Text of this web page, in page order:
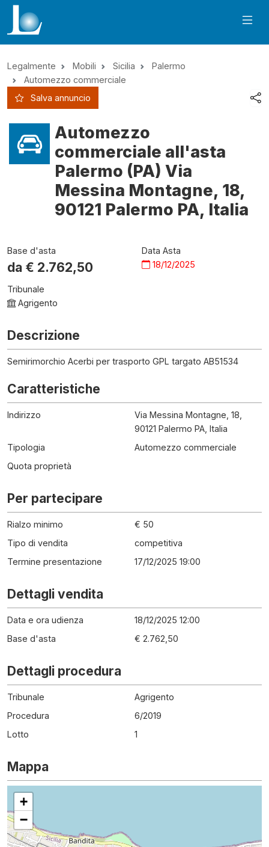
Legalmente Mobili Sicilia
Palermo
Automezzo commerciale
Salva annuncio
Automezzo
commerciale all'asta
Palermo (PA) Via
Messina Montagne, 18,
90121 Palermo PA, Italia
Base d'asta
da € 2.762,50
Data Asta
18/12/2025
Tribunale
Agrigento
Descrizione
Semirimorchio Acerbi per trasporto GPL targato AB51534
Caratteristiche
Indirizzo
Via Messina Montagne, 18,
90121 Palermo PA, Italia
Tipologia
Automezzo commerciale
Quota proprietà
Per partecipare
Rialzo minimo
€ 50
Tipo di vendita
competitiva
Termine presentazione
17/12/2025 19:00
Dettagli vendita
Data e ora udienza
18/12/2025 12:00
Base d'asta
€ 2.762,50
Dettagli procedura
Tribunale
Agrigento
Procedura
6/2019
Lotto
1
Mappa
+
−